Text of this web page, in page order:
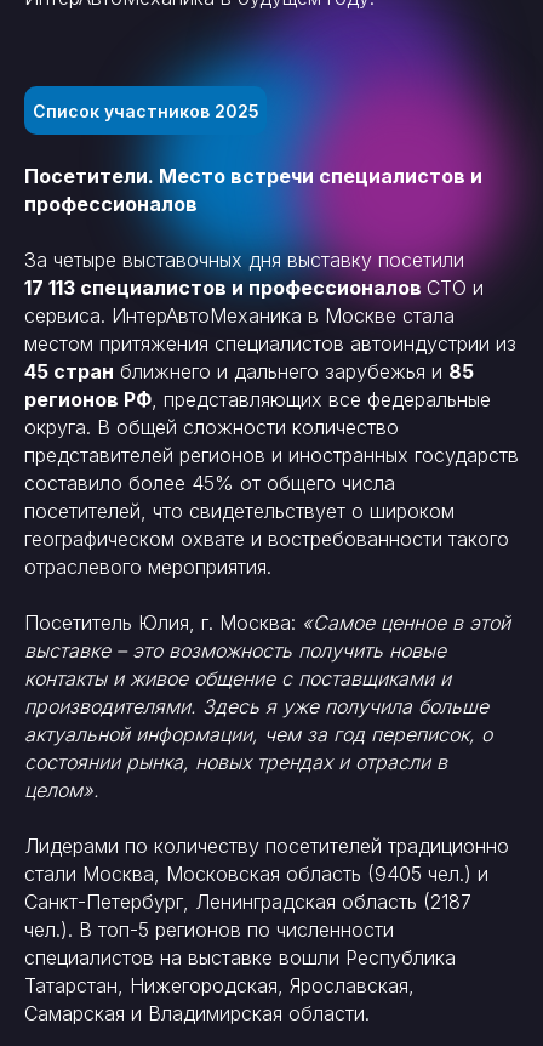
Список участников 2025
Посетители. Место встречи специалистов и
профессионалов
За четыре выставочных дня выставку посетили
17 113 специалистов и профессионалов СТО и
сервиса. ИнтерАвтоМеханика в Москве стала
местом притяжения специалистов автоиндустрии из
45 стран ближнего и дальнего зарубежья и 85
регионов РФ, представляющих все федеральные
округа. В общей сложности количество
представителей регионов и иностранных государств
составило более 45% от общего числа
посетителей, что свидетельствует о широком
географическом охвате и востребованности такого
отраслевого мероприятия.
Посетитель Юлия, г. Москва: «Самое ценное в этой
выставке – это возможность получить новые
контакты и живое общение с поставщиками и
производителями. Здесь я уже получила больше
актуальной информации, чем за год переписок, о
состоянии рынка, новых трендах и отрасли в
целом».
Лидерами по количеству посетителей традиционно
стали Москва, Московская область (9405 чел.) и
Санкт-Петербург, Ленинградская область (2187
чел.). В топ-5 регионов по численности
специалистов на выставке вошли Республика
Татарстан, Нижегородская, Ярославская,
Самарская и Владимирская области.